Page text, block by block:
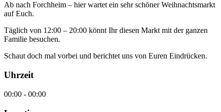
Ab nach Forchheim – hier wartet ein sehr schöner Weihnachtsmarkt
auf Euch.
Täglich von 12:00 – 20:00 könnt Ihr diesen Markt mit der ganzen
Familie besuchen.
Schaut doch mal vorbei und berichtet uns von Euren Eindrücken.
Uhrzeit
00:00 - 00:00